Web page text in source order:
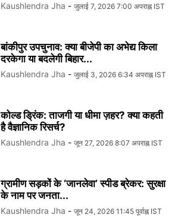
Kaushlendra Jha - जुलाई 7, 2026 7:00 अपराह्न IST
बांकीपुर उपचुनाव: क्या बीजेपी का अभेद्य किला
दरकेगा या बदलेगी बिहार...
Kaushlendra Jha - जुलाई 3, 2026 6:34 अपराह्न IST
कोल्ड ड्रिंक: ताजगी या धीमा ज़हर? क्या कहती
है वैज्ञानिक रिसर्च?
Kaushlendra Jha - जून 27, 2026 8:07 अपराह्न IST
ग्रामीण सड़कों के ‘जानलेवा’ स्पीड ब्रेकर: सुरक्षा
के नाम पर जनता...
Kaushlendra Jha - जून 24, 2026 11:45 पूर्वाह्न IST